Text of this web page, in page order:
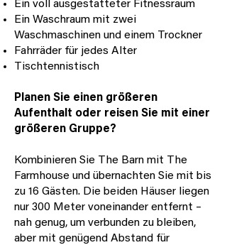
Ein voll ausgestatteter Fitnessraum
Ein Waschraum mit zwei
Waschmaschinen und einem Trockner
Fahrräder für jedes Alter
Tischtennistisch
Planen Sie einen größeren
Aufenthalt oder reisen Sie mit einer
größeren Gruppe?
Kombinieren Sie The Barn mit The
Farmhouse und übernachten Sie mit bis
zu 16 Gästen. Die beiden Häuser liegen
nur 300 Meter voneinander entfernt –
nah genug, um verbunden zu bleiben,
aber mit genügend Abstand für